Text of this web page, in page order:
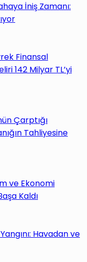
İniş Zamanı:
Finansal
142 Milyar TL’yi
Çarptığı
Tahliyesine
ve Ekonomi
Kaldı
Havadan ve